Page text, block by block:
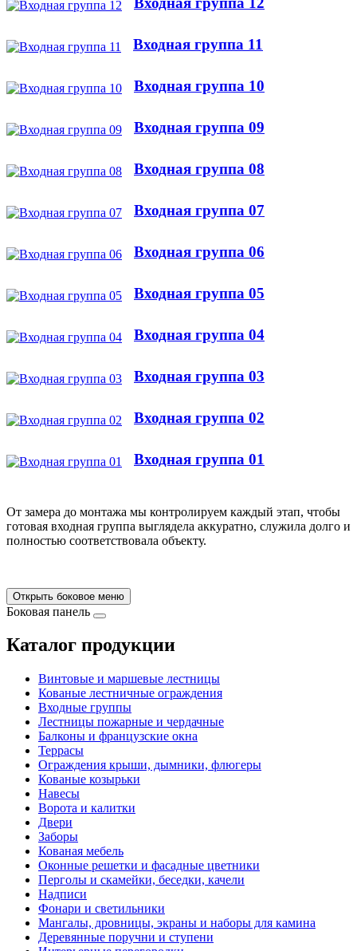
Входная группа 11
Входная группа 10
Входная группа 09
Входная группа 08
Входная группа 07
Входная группа 06
Входная группа 05
Входная группа 04
Входная группа 03
Входная группа 02
Входная группа 01
От замера до монтажа мы контролируем каждый этап, чтобы
готовая входная группа выглядела аккуратно, служила долго и
полностью соответствовала объекту.
Открыть боковое меню
Боковая панель
Каталог продукции
Винтовые и маршевые лестницы
Кованые лестничные ограждения
Входные группы
Лестницы пожарные и чердачные
Балконы и французские окна
Террасы
Ограждения крыши, дымники, флюгеры
Кованые козырьки
Навесы
Ворота и калитки
Двери
Заборы
Кованая мебель
Оконные решетки и фасадные цветники
Перголы и скамейки, беседки, качели
Надписи
Фонари и светильники
Мангалы, дровницы, экраны и наборы для камина
Деревянные поручни и ступени